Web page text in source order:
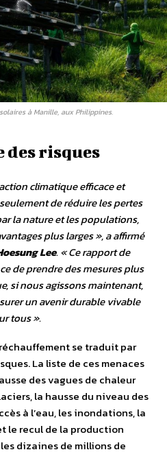
à Manille, aux Philippines.
des risques
climatique efficace et
de réduire les pertes
la nature et les populations,
plus larges», a affirmé
Lee. «Ce rapport de
de prendre des mesures plus
si nous agissons maintenant,
un avenir durable vivable
tous».
se traduit par
La liste de ces menaces
des vagues de chaleur
la hausse du niveau des
à l’eau, les inondations, la
le recul de la production
dizaines de millions de